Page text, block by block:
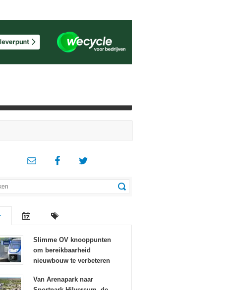
Slimme OV knooppunten
om bereikbaarheid
nieuwbouw te verbeteren
Van Arenapark naar